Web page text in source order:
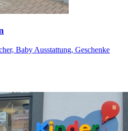
Baby Ausstattung, Geschenke